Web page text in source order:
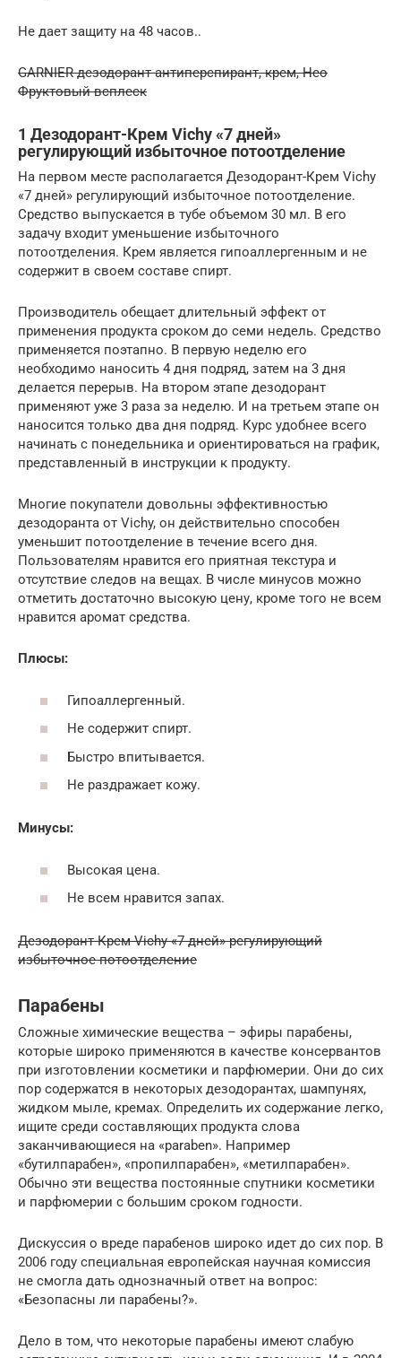
Не дает защиту на 48 часов..
GARNIER дезодорант-антиперспирант, крем, Нео
Фруктовый всплеск
1 Дезодорант-Крем Vichy «7 дней»
регулирующий избыточное потоотделение
На первом месте располагается Дезодорант-Крем Vichy
«7 дней» регулирующий избыточное потоотделение.
Средство выпускается в тубе объемом 30 мл. В его
задачу входит уменьшение избыточного
потоотделения. Крем является гипоаллергенным и не
содержит в своем составе спирт.
Производитель обещает длительный эффект от
применения продукта сроком до семи недель. Средство
применяется поэтапно. В первую неделю его
необходимо наносить 4 дня подряд, затем на 3 дня
делается перерыв. На втором этапе дезодорант
применяют уже 3 раза за неделю. И на третьем этапе он
наносится только два дня подряд. Курс удобнее всего
начинать с понедельника и ориентироваться на график,
представленный в инструкции к продукту.
Многие покупатели довольны эффективностью
дезодоранта от Vichy, он действительно способен
уменьшит потоотделение в течение всего дня.
Пользователям нравится его приятная текстура и
отсутствие следов на вещах. В числе минусов можно
отметить достаточно высокую цену, кроме того не всем
нравится аромат средства.
Плюсы:
Гипоаллергенный.
Не содержит спирт.
Быстро впитывается.
Не раздражает кожу.
Минусы:
Высокая цена.
Не всем нравится запах.
Дезодорант-Крем Vichy «7 дней» регулирующий
избыточное потоотделение
Парабены
Сложные химические вещества – эфиры парабены,
которые широко применяются в качестве консервантов
при изготовлении косметики и парфюмерии. Они до сих
пор содержатся в некоторых дезодорантах, шампунях,
жидком мыле, кремах. Определить их содержание легко,
ищите среди составляющих продукта слова
заканчивающиеся на «paraben». Например
«бутилпарабен», «пропилпарабен», «метилпарабен».
Обычно эти вещества постоянные спутники косметики
и парфюмерии с большим сроком годности.
Дискуссия о вреде парабенов широко идет до сих пор. В
2006 году специальная европейская научная комиссия
не смогла дать однозначный ответ на вопрос:
«Безопасны ли парабены?».
Дело в том, что некоторые парабены имеют слабую